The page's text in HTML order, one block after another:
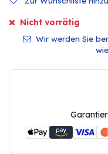
Nicht vorrätig
Wir werden Sie